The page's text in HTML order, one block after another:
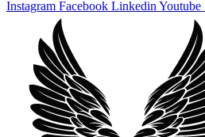
Instagram Facebook Linkedin Youtube